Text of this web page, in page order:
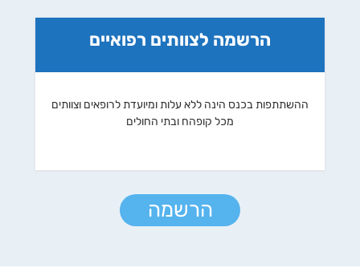
הרשמה לצוותים רפואיים
ההשתתפות בכנס הינה ללא עלות ומיועדת לרופאים וצוותים
מכל קופהח ובתי החולים
הרשמה